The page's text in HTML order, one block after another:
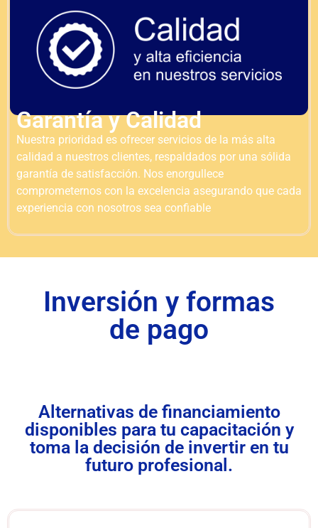
Garantía y Calidad
Nuestra prioridad es ofrecer servicios de la más alta
calidad a nuestros clientes, respaldados por una sólida
garantía de satisfacción. Nos enorgullece
comprometernos con la excelencia asegurando que cada
experiencia con nosotros sea confiable
Inversión y formas
de pago
Alternativas de financiamiento
disponibles para tu capacitación y
toma la decisión de invertir en tu
futuro profesional.